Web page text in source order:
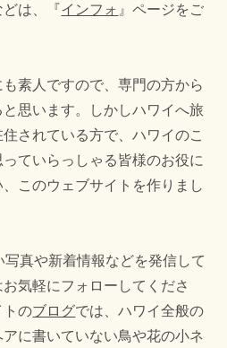
は、『インフォ 』ページをご
素人ですので、専門の方から
思います。しかしハワイへ旅
されている方で、ハワイのこ
ていらっしゃる皆様のお役に
このウェブサイトを作りまし
写真や新着情報などを発信して
気軽にフォローしてくださ
トのブログでは、ハワイ全般の
アに書いていない鳥や花の小ネ